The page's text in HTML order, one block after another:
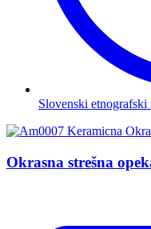
Slovenski etnografski
Okrasna strešna